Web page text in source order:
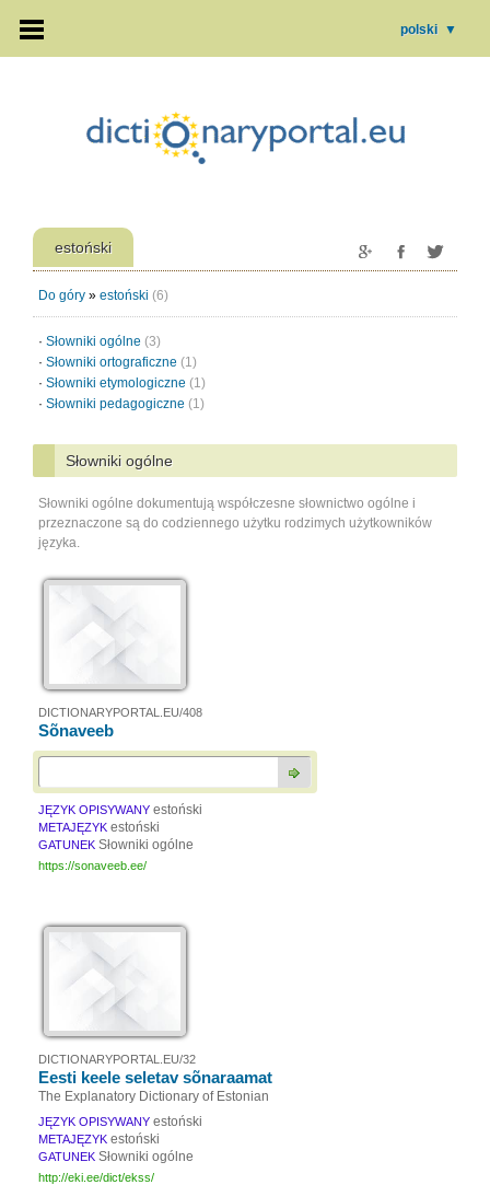
polski ▼
estoński
Do góry » estoński (6)
· Słowniki ogólne (3)
· Słowniki ortograficzne (1)
· Słowniki etymologiczne (1)
· Słowniki pedagogiczne (1)
Słowniki ogólne
Słowniki ogólne dokumentują współczesne słownictwo ogólne i
przeznaczone są do codziennego użytku rodzimych użytkowników
języka.
DICTIONARYPORTAL.EU/408
Sõnaveeb
JĘZYK OPISYWANY estoński
METAJĘZYK estoński
GATUNEK Słowniki ogólne
https://sonaveeb.ee/
DICTIONARYPORTAL.EU/32
Eesti keele seletav sõnaraamat
The Explanatory Dictionary of Estonian
JĘZYK OPISYWANY estoński
METAJĘZYK estoński
GATUNEK Słowniki ogólne
http://eki.ee/dict/ekss/